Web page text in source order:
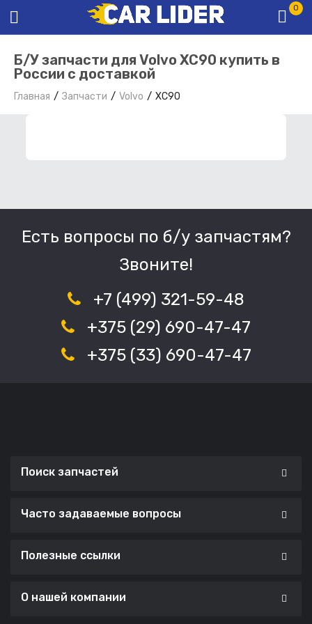
0
Б/У запчасти для Volvo XC90 купить в
России с доставкой
Главная Запчасти Volvo XC90
Есть вопросы по б/у запчастям?
Звоните!
+7 (499) 321-59-48
+375 (29) 690-47-47
+375 (33) 690-47-47
Поиск запчастей
Часто задаваемые вопросы
Полезные ссылки
О нашей компании